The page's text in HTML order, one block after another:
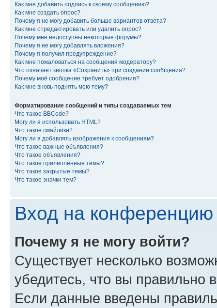
Как мне добавить подпись к своему сообщению?
Как мне создать опрос?
Почему я не могу добавить больше вариантов ответа?
Как мне отредактировать или удалить опрос?
Почему мне недоступны некоторые форумы?
Почему я не могу добавлять вложения?
Почему я получил предупреждение?
Как мне пожаловаться на сообщения модератору?
Что означает кнопка «Сохранить» при создании сообщения?
Почему моё сообщение требует одобрения?
Как мне вновь поднять мою тему?
Форматирование сообщений и типы создаваемых тем
Что такое BBCode?
Могу ли я использовать HTML?
Что такое смайлики?
Могу ли я добавлять изображения к сообщениям?
Что такое важные объявления?
Что такое объявления?
Что такое прилепленные темы?
Что такое закрытые темы?
Что такое значки тем?
Вход на конференцию
Почему я не могу войти?
Существует несколько
убедитесь, что вы правильно
Если данные введены